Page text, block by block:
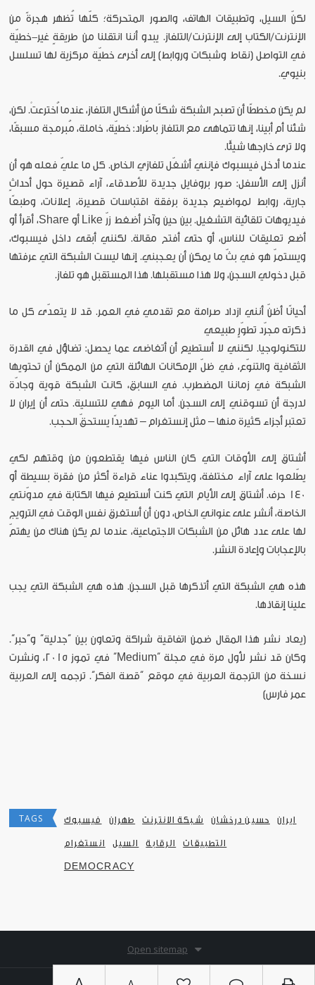
لكنّ السيل، وتطبيقات الهاتف، والصور المتحركة؛ كلّها تُظهر هجرةً من
الإنترنت/الكتاب إلى الإنترنت/التلفاز. يبدو أننا انتقلنا من طريقةٍ غير-خطيّة
في التواصل (نقاط وشبكات وروابط) إلى أخرى خطيّة مركزية لها تسلسل
بنيوي.
لم يكن مخططًا أن تصبح الشبكة شكلًا من أشكال التلفاز، عندما اُخترعتْ. لكن،
شئنا أم أبينا، إنها تتماهى مع التلفاز باطّراد: خطيّة، خاملة، مُبرمجة مسبقًا،
ولا ترى خارجها شيئًا.
عندما أدخل فيسبوك فإنني أشغّل تلفازي الخاص. كل ما عليّ فعله هو أن
أنزل إلى الأسفل: صور بروفايل جديدة للأصدقاء، آراء قصيرة حول أحداثٍ
جارية، روابط لمواضيع جديدة برفقة اقتباسات قصيرة، إعلانات، وطبعًا
فيديوهات تلقائية التشغيل. بين حين وآخر أضغط زرّ Like أو Share، أقرأ أو
أضع تعليقات للناس، أو حتى أفتح مقالة. لكنني أبقى داخل فيسبوك،
ويستمرّ هو في بثّ ما يمكن أن يعجبني. إنها ليست الشبكة التي عرفتها
قبل دخولي السجن، ولا هذا مستقبلها. هذا المستقبل هو تلفاز.
أحيانًا أظنّ أنني ازداد صرامة مع تقدمي في العمر. قد لا يتعدّى كل ما
ذكرته مجرّد تطوّرٍ طبيعي
للتكنولوجيا. لكنني لا أستطيع أن أتغاضى عما يحصل: تضاؤل في القدرة
الثقافية والتنوّع، في ظلّ الإمكانات الهائلة التي من الممكن أن تحتويها
الشبكة في زماننا المضطرب. في السابق، كانت الشبكة قوية وجادّة
لدرجة أن تسوقني إلى السجن. أما اليوم فهي للتسلية. حتى أن إيران لا
تعتبر أجزاء كثيرة منها – مثل إنستغرام – تهديدًا يستحقّ الحجب.
أشتاق إلى الأوقات التي كان الناس فيها يقتطعون من وقتهم لكي
يطّلعوا على آراء مختلفة، ويتكبدوا عناء قراءة أكثر من فقرة بسيطة أو
140 حرف. أشتاق إلى الأيام التي كنت أستطيع فيها الكتابة في مدوّنتي
الخاصة، أنشر على عنواني الخاص، دون أن أستغرق نفس الوقت في الترويج
لها على عدد هائل من الشبكات الاجتماعية، عندما لم يكن هناك من يهتمّ
بالإعجابات وإعادة النشر.
هذه هي الشبكة التي أتذكرها قبل السجن. هذه هي الشبكة التي يجب
علينا إنقاذها.
[يعاد نشر هذا المقال ضمن اتفاقية شراكة وتعاون بين ”جدلية“ و”حبر“.
وكان قد نشر لأول مرة في مجلة ”Medium“ في تموز 2015، ونشرت
نسخة من الترجمة العربية في موقع ”قصة الفكر“. ترجمه إلى العربية
عمر فارس]
TAGS فيسبوك طهران شبكة الانترنت حسين درخشان ايران
انستغرام السيل الرقابة التطبيقات
DEMOCRACY
Open sitemap